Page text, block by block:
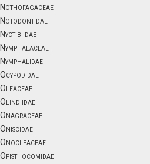
Nothofagaceae
Notodontidae
Nyctibiidae
Nymphaeaceae
Nymphalidae
Ocypodidae
Oleaceae
Olindiidae
Onagraceae
Oniscidae
Onocleaceae
Opisthocomidae